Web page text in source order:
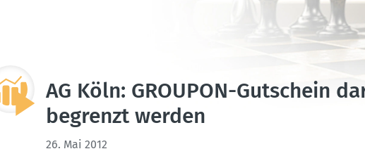
AG Köln: GROUPON-Gutschein
begrenzt werden
26. Mai 2012